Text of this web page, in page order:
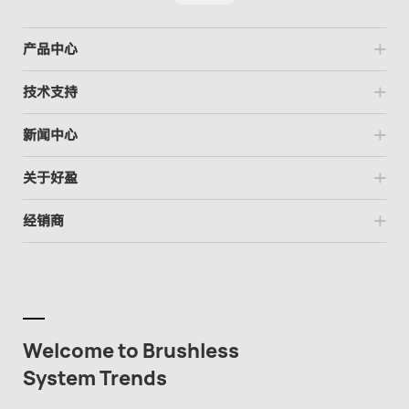
产品中心
技术支持
新闻中心
关于好盈
经销商
Welcome to Brushless
System Trends